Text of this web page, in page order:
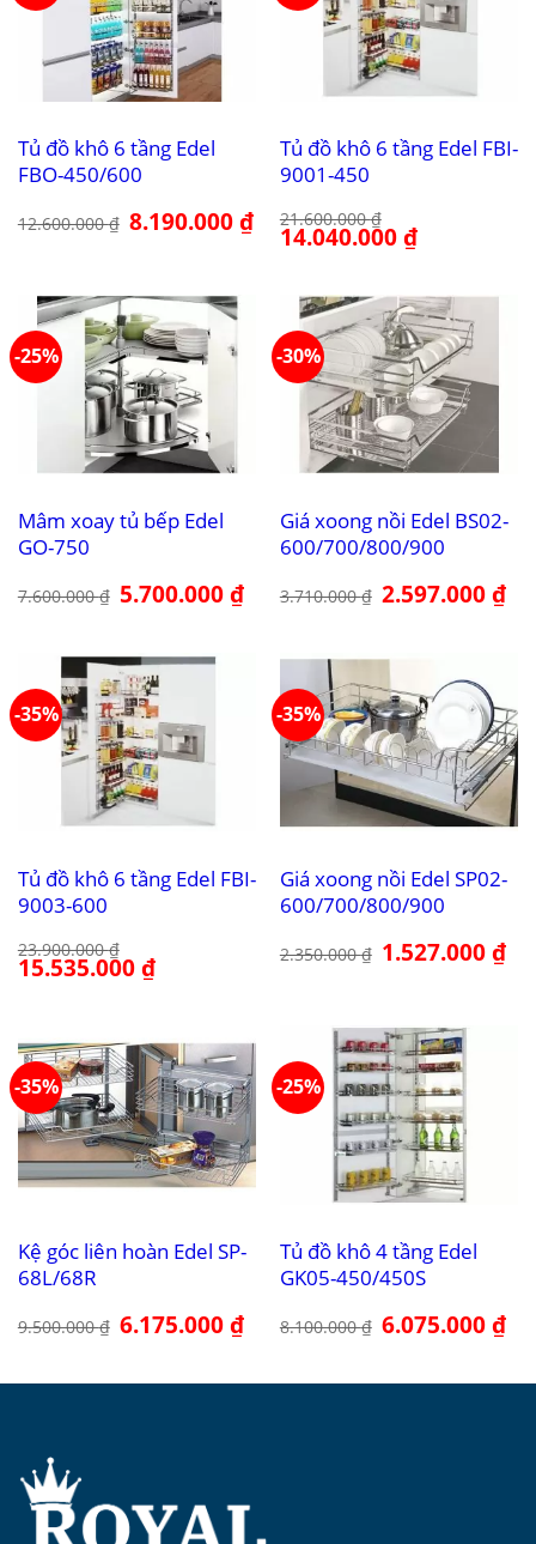
Tủ đồ khô 6 tầng Edel
FBO-450/600
12.600.000₫ Giá
gốc
8.190.000₫Giá
hiện
Tủ đồ khô 6 tầng Edel FBI-
9001-450
21.600.000₫
Giá
gốc
14.040.000₫Giá
hiện
14.040.000 ₫.
-25%
Mâm xoay tủ bếp Edel
GO-750
7.600.000₫ Giá
gốc
5.700.000₫Giá
hiện
-30%
Giá xoong nồi Edel BS02-
600/700/800/900
3.710.000₫ Giá
gốc
2.597.000₫Giá
-35%
Tủ đồ khô 6 tầng Edel FBI-
9003-600
23.900.000₫
Giá
gốc
15.535.000₫Giá
hiện
-35%
Giá xoong nồi Edel SP02-
600/700/800/900
2.350.000₫ Giá
gốc
1.527.000₫Giá
-35%
Kệ góc liên hoàn Edel SP-
68L/68R
9.500.000₫ Giá
gốc
6.175.000₫Giá
hiện
6.175.000 ₫.
-25%
Tủ đồ khô 4 tầng Edel
GK05-450/450S
8.100.000₫ Giá
gốc
6.075.000₫Giá